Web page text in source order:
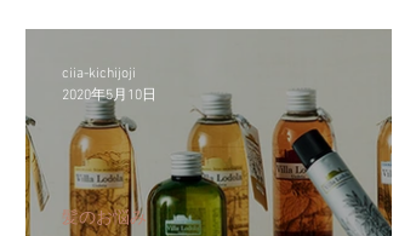
髪のお悩み
ciia-kichijoji
2020年5月10日